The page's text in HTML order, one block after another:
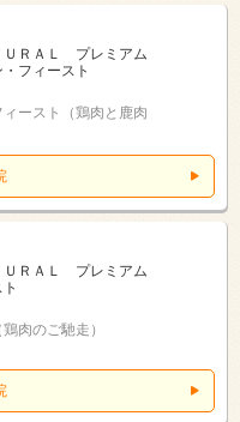
ＲＡＬ プレミアム
フィースト
ースト（鶏肉と鹿肉
ＲＡＬ プレミアム
肉のご馳走）